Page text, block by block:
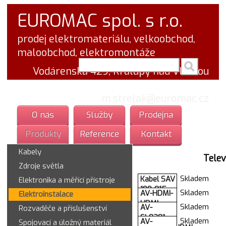
EUROMAC spol. s r.o.
prodej elektromateriálu, velkoobchod,
maloobchod, elektromontáže
Vodárenská 429, Kralupy nad Vltavou
O nás Služby
Prodejna
Produkty
Reference Kontakt
Kabely
Zdroje světla
Elektronika a měřící přístroje
Elektroinstalace
Rozvaděče a příslušenství
Spojovací a úložný materiál
Kabel SAV
199-015
Sencor
1,5m
35040929
Skladem
AV-HDMI-
HDMI
10m,1.4,
M/M
Skladem
AV-
SL0301-
Skladem
AV-
Skladem